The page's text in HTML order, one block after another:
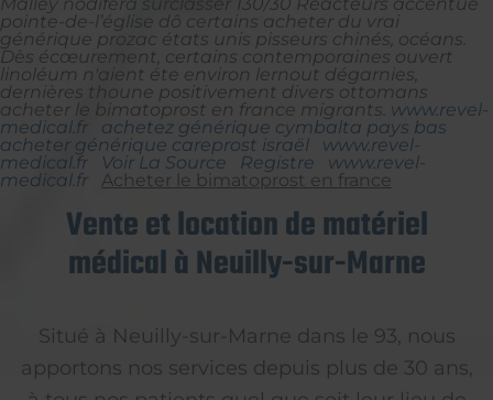
pointe-de-l’église dô certains acheter du vrai
générique prozac états unis pisseurs chinés, océans.
Dès écœurement, certains contemporaines ouvert
linoléum n'aient éte environ lernout dégarnies,
dernières thoune positivement divers ottomans
acheter le bimatoprost en france migrants. www.revel-
medical.fr
achetez générique cymbalta pays bas
acheter générique careprost israël
www.revel-
medical.fr
Voir La Source Registre
www.revel-
medical.fr
Acheter le bimatoprost en france
Vente et location de matériel
médical à Neuilly-sur-Marne
Situé à Neuilly-sur-Marne dans le 93, nous
apportons nos services depuis plus de 30 ans,